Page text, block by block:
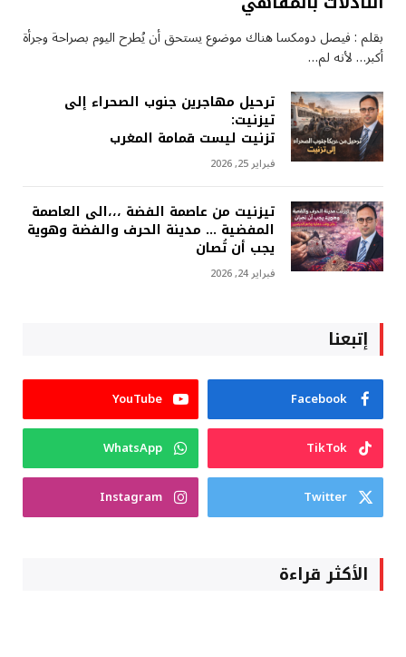
بقلم : فيصل دومكسا هناك موضوع يستحق أن يُطرح اليوم بصراحة وجرأة
أكبر… لأنه لم…
ترحيل مهاجرين جنوب الصحراء إلى
تيزنيت:
تزنيت ليست قمامة المغرب
فبراير 25, 2026
تيزنيت من عاصمة الفضة ،،،الى العاصمة
المفضية … مدينة الحرف والفضة وهوية
يجب أن تُصان
فبراير 24, 2026
إتبعنا
Facebook
YouTube
TikTok
WhatsApp
Twitter
Instagram
الأكثر قراءة